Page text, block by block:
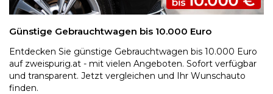
Günstige Gebrauchtwagen bis 10.000 Euro
Entdecken Sie günstige Gebrauchtwagen bis 10.000 Euro
auf zweispurig.at - mit vielen Angeboten. Sofort verfügbar
und transparent. Jetzt vergleichen und Ihr Wunschauto
finden.